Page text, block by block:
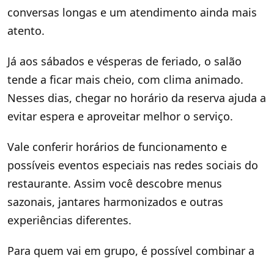
conversas longas e um atendimento ainda mais
atento.
Já aos sábados e vésperas de feriado, o salão
tende a ficar mais cheio, com clima animado.
Nesses dias, chegar no horário da reserva ajuda a
evitar espera e aproveitar melhor o serviço.
Vale conferir horários de funcionamento e
possíveis eventos especiais nas redes sociais do
restaurante. Assim você descobre menus
sazonais, jantares harmonizados e outras
experiências diferentes.
Para quem vai em grupo, é possível combinar a